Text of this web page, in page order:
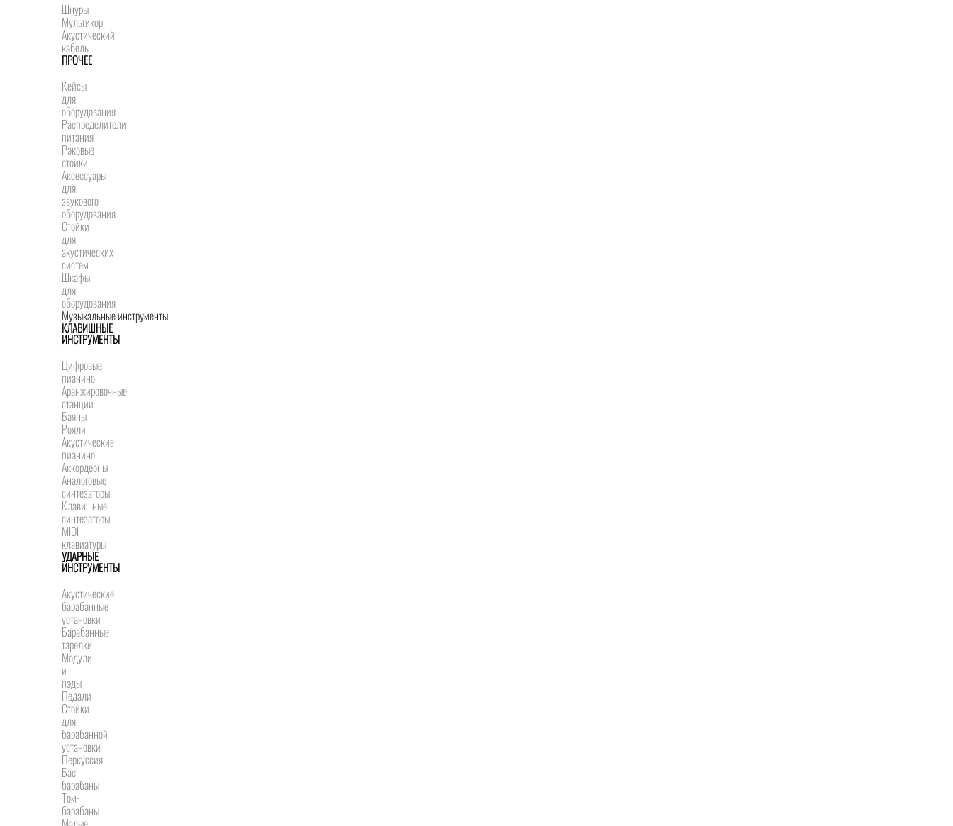
Шнуры
Мультикор
Акустический
кабель
ПРОЧЕЕ
Кейсы
для
оборудования
Распределители
питания
Рэковые
стойки
Аксессуары
для
звукового
оборудования
Стойки
для
акустических
систем
Шкафы
для
оборудования
Музыкальные инструменты
КЛАВИШНЫЕ
ИНСТРУМЕНТЫ
Цифровые
пианино
Аранжировочные
станции
Баяны
Рояли
Акустические
пианино
Аккордеоны
Аналоговые
синтезаторы
Клавишные
синтезаторы
MIDI
клавиатуры
УДАРНЫЕ
ИНСТРУМЕНТЫ
Акустические
барабанные
установки
Барабанные
тарелки
Модули
и
пэды
Педали
Стойки
для
барабанной
установки
Перкуссия
Бас
барабаны
Том-
барабаны